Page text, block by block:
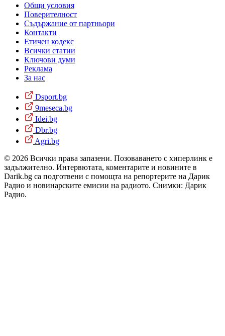
Общи условия
Поверителност
Съдържание от партньори
Контакти
Етичен кодекс
Всички статии
Ключови думи
Реклама
За нас
Dsport.bg
9meseca.bg
Idei.bg
Dbr.bg
Agri.bg
© 2026 Всички права запазени. Позоваването с хиперлинк е
задължително. Интервютата, коментарите и новините в
Darik.bg са подготвени с помощта на репортерите на Дарик
Радио и новинарските емисии на радиото. Снимки: Дарик
Радио.